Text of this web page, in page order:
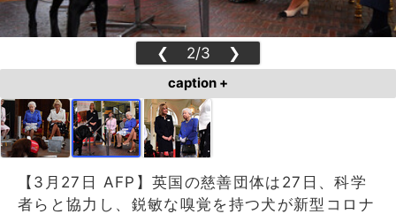
❮ 2/3 ❯
caption +
【3月27日 AFP】英国の慈善団体は27日、科学
者らと協力し、鋭敏な嗅覚を持つ犬が新型コロナ